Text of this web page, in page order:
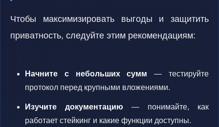
Чтобы максимизировать выгоды и защитить
приватность, следуйте этим рекомендациям:
Начните с небольших сумм — тестируйте
протокол перед крупными вложениями.
Изучите документацию — понимайте, как
работает стейкинг и какие функции доступны.